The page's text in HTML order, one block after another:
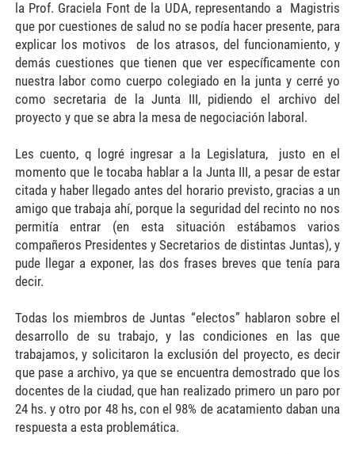
la Prof. Graciela Font de la UDA, representando a Magistris
que por cuestiones de salud no se podía hacer presente, para
explicar los motivos de los atrasos, del funcionamiento, y
demás cuestiones que tienen que ver específicamente con
nuestra labor como cuerpo colegiado en la junta y cerré yo
como secretaria de la Junta III, pidiendo el archivo del
proyecto y que se abra la mesa de negociación laboral.
Les cuento, q logré ingresar a la Legislatura, justo en el
momento que le tocaba hablar a la Junta III, a pesar de estar
citada y haber llegado antes del horario previsto, gracias a un
amigo que trabaja ahí, porque la seguridad del recinto no nos
permitía entrar (en esta situación estábamos varios
compañeros Presidentes y Secretarios de distintas Juntas), y
pude llegar a exponer, las dos frases breves que tenía para
decir.
Todas los miembros de Juntas “electos” hablaron sobre el
desarrollo de su trabajo, y las condiciones en las que
trabajamos, y solicitaron la exclusión del proyecto, es decir
que pase a archivo, ya que se encuentra demostrado que los
docentes de la ciudad, que han realizado primero un paro por
24 hs. y otro por 48 hs, con el 98% de acatamiento daban una
respuesta a esta problemática.